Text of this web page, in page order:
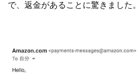
で、返金があることに驚きました。